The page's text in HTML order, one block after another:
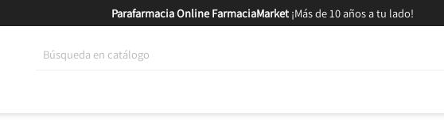
Parafarmacia Online FarmaciaMarket¡Más de 10 años a tu lado!